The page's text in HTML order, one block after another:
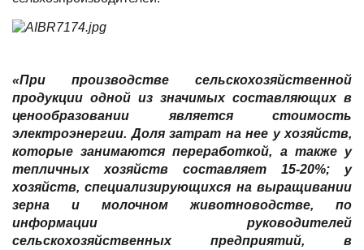
«При производстве сельскохозяйственной
продукции одной из значимых составляющих в
ценообразовании является стоимость
электроэнергии. Доля затрат на нее у хозяйств,
которые занимаются переработкой, а также у
тепличных хозяйств составляет 15-20%; у
хозяйств, специализирующихся на выращивании
зерна и молочном животноводстве, по
информации руководителей
сельскохозяйственных предприятий, в